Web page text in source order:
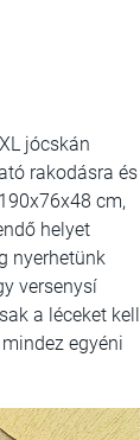
jócskán
rakodásra és
cm,
helyet
nyerhetünk
versenysí
a léceket kell
egyéni